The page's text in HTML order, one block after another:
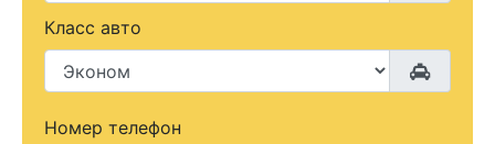
Класс авто
Номер телефон